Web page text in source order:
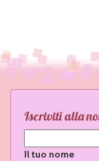
Iscriviti alla
Il tuo nome